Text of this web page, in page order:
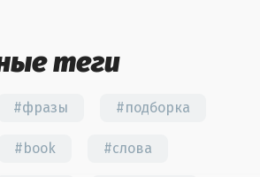
теги
#фразы #подборка
#book #слова